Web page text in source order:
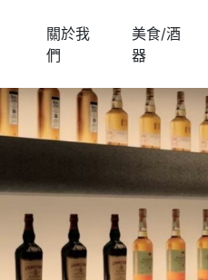
關於我
們
美食/酒
器